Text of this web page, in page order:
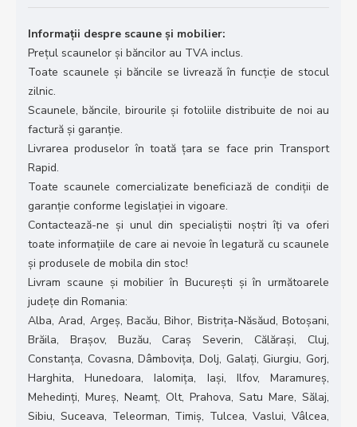
Informații despre scaune și mobilier:
Prețul scaunelor și băncilor au TVA inclus.
Toate scaunele și băncile se livrează în funcție de stocul
zilnic.
Scaunele, băncile, birourile și fotoliile distribuite de noi au
factură și garanție.
Livrarea produselor în toată țara se face prin Transport
Rapid.
Toate scaunele comercializate beneficiază de condiții de
garanție conforme legislației in vigoare.
Contactează-ne și unul din specialiștii noștri îți va oferi
toate informațiile de care ai nevoie în legatură cu scaunele
și produsele de mobila din stoc!
Livram scaune și mobilier în București și în următoarele
județe din Romania:
Alba, Arad, Argeș, Bacău, Bihor, Bistrița-Năsăud, Botoșani,
Brăila, Brașov, Buzău, Caraș Severin, Călărași, Cluj,
Constanța, Covasna, Dâmbovița, Dolj, Galați, Giurgiu, Gorj,
Harghita, Hunedoara, Ialomița, Iași, Ilfov, Maramureș,
Mehedinți, Mureș, Neamț, Olt, Prahova, Satu Mare, Sălaj,
Sibiu, Suceava, Teleorman, Timiș, Tulcea, Vaslui, Vâlcea,